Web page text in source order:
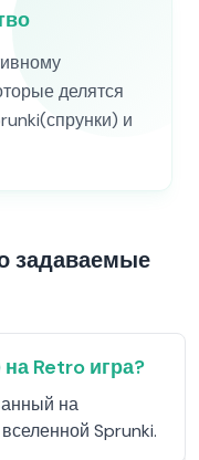
делятся
и
задаваемые
Retro игра?
на
Sprunki.